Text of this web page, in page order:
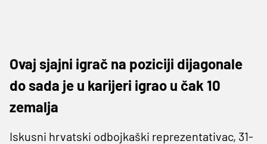
Ovaj sjajni igrač na poziciji dijagonale
do sada je u karijeri igrao u čak 10
zemalja
Iskusni hrvatski odbojkaški reprezentativac, 31-